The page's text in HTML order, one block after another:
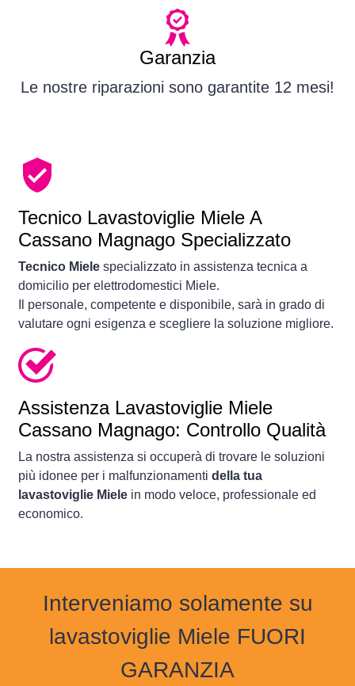
Garanzia
Le nostre riparazioni sono garantite 12 mesi!
Tecnico Lavastoviglie Miele A
Cassano Magnago Specializzato
Tecnico Miele specializzato in assistenza tecnica a
domicilio per elettrodomestici Miele.
Il personale, competente e disponibile, sarà in grado di
valutare ogni esigenza e scegliere la soluzione migliore.
Assistenza Lavastoviglie Miele
Cassano Magnago: Controllo Qualità
La nostra assistenza si occuperà di trovare le soluzioni
più idonee per i malfunzionamenti della tua
lavastoviglie Miele in modo veloce, professionale ed
economico.
Interveniamo solamente su
lavastoviglie Miele FUORI
GARANZIA